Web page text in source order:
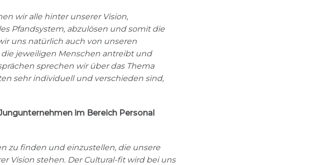
wir alle hinter unserer Vision,
Pfandsystem, abzulösen und somit die
uns natürlich auch von unseren
jeweiligen Menschen antreibt und
sprechen wir über das Thema
sehr individuell und verschieden sind,
im Bereich Personal
zu finden und einzustellen, die unsere
Vision stehen. Der Cultural-fit wird bei uns